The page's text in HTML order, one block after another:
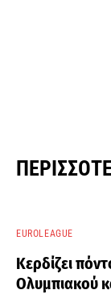
EUROLEAGUE
Κερδίζει
Ολυμπιακού